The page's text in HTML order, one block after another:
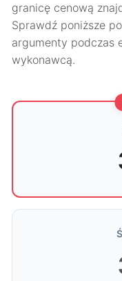
granicę cenową
Sprawdź poniższe
argumenty podczas
wykonawcą.